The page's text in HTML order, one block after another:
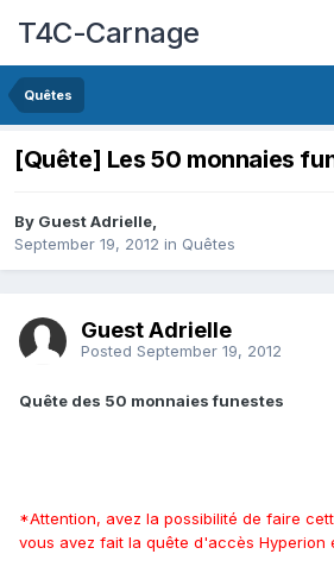
T4C-Carnage
Quêtes
[Quête] Les 50 monnaies
By Guest Adrielle,
September 19, 2012 in Quêtes
Guest Adrielle
Posted September 19, 2012
Quête des 50 monnaies funestes
*Attention, avez la possibilité de faire
vous avez fait la quête d'accès Hyperion